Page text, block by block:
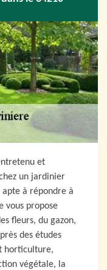
et
un jardinier
à répondre à
vous propose
fleurs, du gazon,
des études
horticulture,
végétale, la